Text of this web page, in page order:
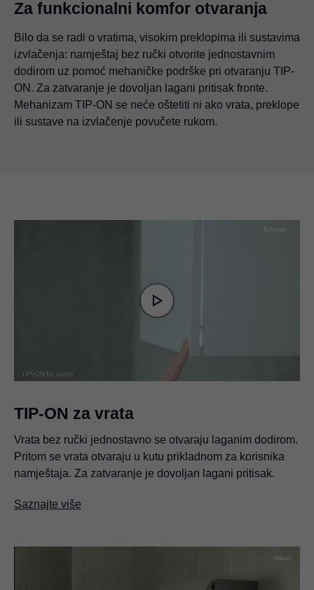
Za funkcionalni komfor otvaranja
Bilo da se radi o vratima, visokim preklopima ili sustavima
izvlačenja: namještaj bez ručki otvorite jednostavnim
dodirom uz pomoć mehaničke podrške pri otvaranju TIP-
ON. Za zatvaranje je dovoljan lagani pritisak fronte.
Mehanizam TIP-ON se neće oštetiti ni ako vrata, preklope
ili sustave na izvlačenje povučete rukom.
Video
Player
loading.Play
Video
TIP-ON za vrata
Vrata bez ručki jednostavno se otvaraju laganim dodirom.
Pritom se vrata otvaraju u kutu prikladnom za korisnika
namještaja. Za zatvaranje je dovoljan lagani pritisak.
Saznajte više